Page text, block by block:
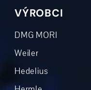
VÝROBCI
DMG MORI
Weiler
Hedelius